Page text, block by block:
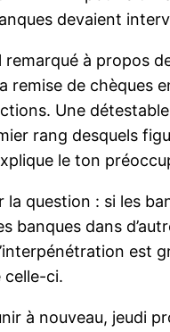
devaient
à propos
remise de chèques
Une
rang desquels
le ton
la question : si les
banques dans
est
celle-ci.
à nouveau, jeudi